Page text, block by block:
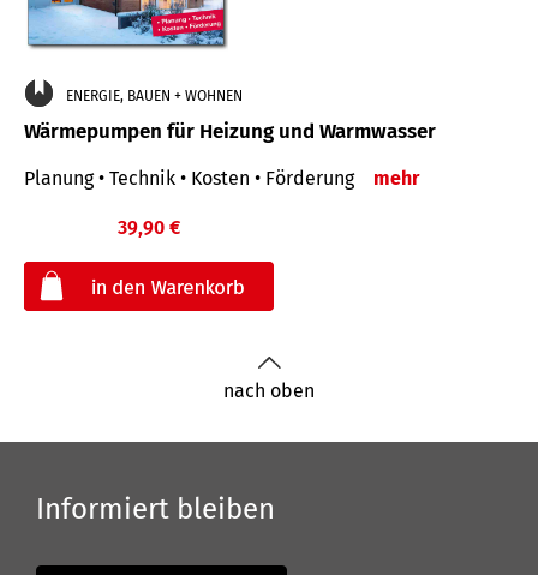
ENERGIE, BAUEN + WOHNEN
Wärmepumpen für Heizung und Warmwasser
Planung • Technik • Kosten • Förderung mehr
39,90 €
nach oben
Informiert bleiben